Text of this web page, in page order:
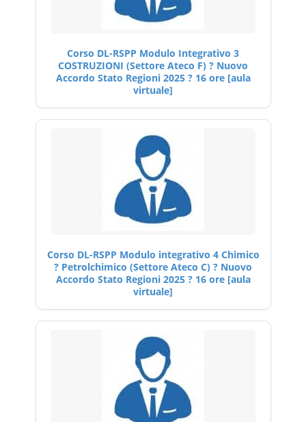
Corso DL-RSPP Modulo Integrativo 3
COSTRUZIONI (Settore Ateco F) ? Nuovo
Accordo Stato Regioni 2025 ? 16 ore [aula
virtuale]
Corso DL-RSPP Modulo integrativo 4 Chimico
? Petrolchimico (Settore Ateco C) ? Nuovo
Accordo Stato Regioni 2025 ? 16 ore [aula
virtuale]